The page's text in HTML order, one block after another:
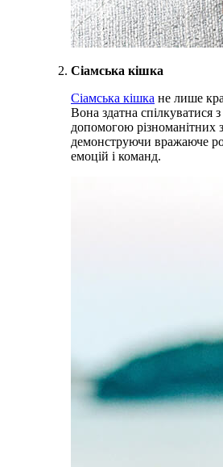
Сіамська кішка
Сіамська кішка не лише
Вона здатна спілкуватися
допомогою різноманітних
демонструючи вражаюче
емоцій і команд.